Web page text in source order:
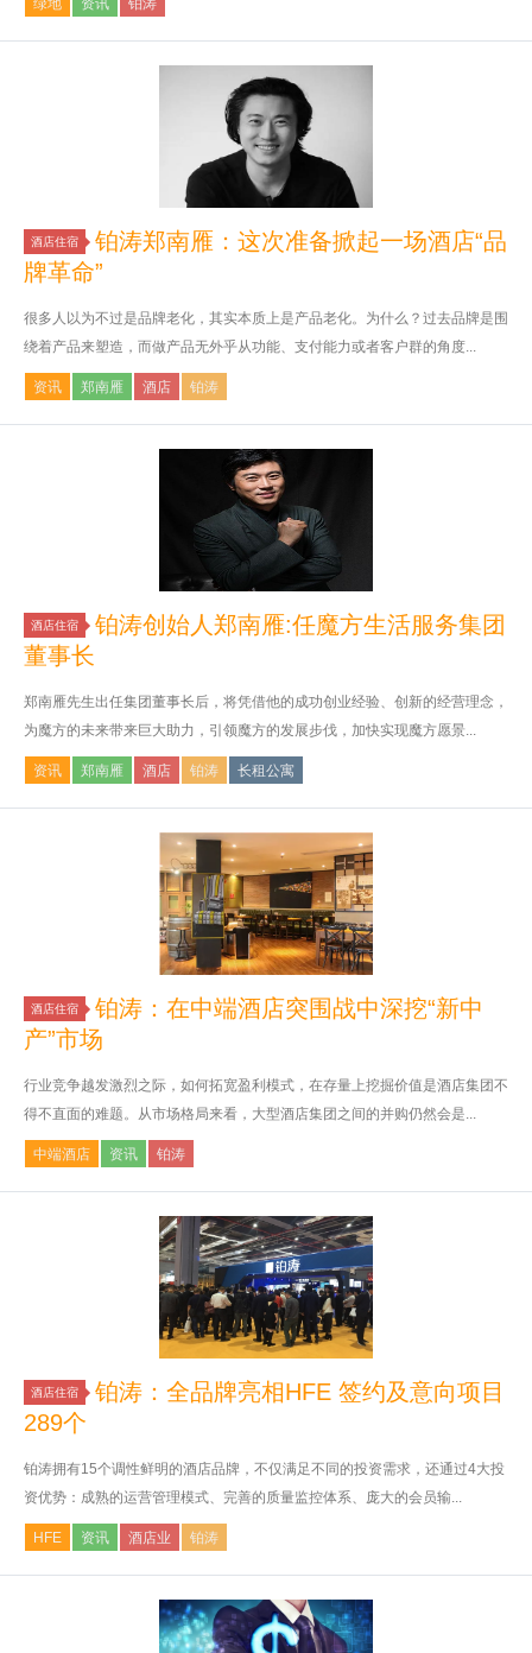
绿地 资讯 铂涛
酒店住宿
铂涛郑南雁：这次准备掀起一场酒店“品
牌革命”
很多人以为不过是品牌老化，其实本质上是产品老化。为什么？过去品牌是围
绕着产品来塑造，而做产品无外乎从功能、支付能力或者客户群的角度...
资讯 郑南雁 酒店 铂涛
酒店住宿
铂涛创始人郑南雁:任魔方生活服务集团
董事长
郑南雁先生出任集团董事长后，将凭借他的成功创业经验、创新的经营理念，
为魔方的未来带来巨大助力，引领魔方的发展步伐，加快实现魔方愿景...
资讯 郑南雁 酒店 铂涛 长租公寓
酒店住宿
铂涛：在中端酒店突围战中深挖“新中
产”市场
行业竞争越发激烈之际，如何拓宽盈利模式，在存量上挖掘价值是酒店集团不
得不直面的难题。从市场格局来看，大型酒店集团之间的并购仍然会是...
中端酒店 资讯 铂涛
酒店住宿
铂涛：全品牌亮相HFE 签约及意向项目
289个
铂涛拥有15个调性鲜明的酒店品牌，不仅满足不同的投资需求，还通过4大投
资优势：成熟的运营管理模式、完善的质量监控体系、庞大的会员输...
HFE 资讯 酒店业 铂涛